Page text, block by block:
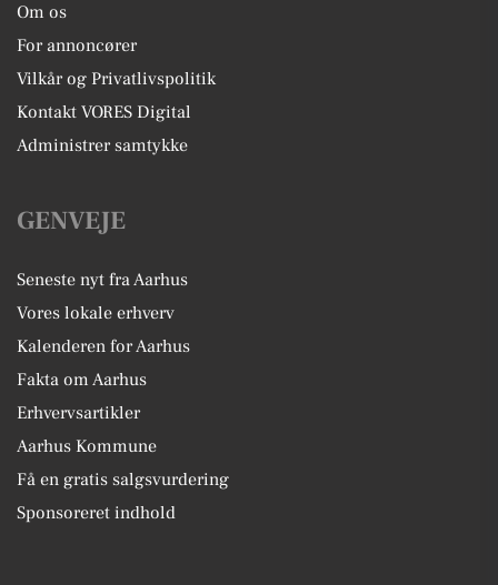
Om os
For annoncører
Vilkår og Privatlivspolitik
Kontakt VORES Digital
Administrer samtykke
GENVEJE
Seneste nyt fra Aarhus
Vores lokale erhverv
Kalenderen for Aarhus
Fakta om Aarhus
Erhvervsartikler
Aarhus Kommune
Få en gratis salgsvurdering
Sponsoreret indhold